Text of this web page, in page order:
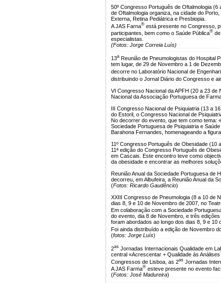
50º Congresso Português de Oftalmologia (6
de Oftalmologia organiza, na cidade do
Externa, Retina Pediátrica e Presbiopia.
A JAS Farna® está presente no Congresso,
participantes, bem como o Saúde Pública®
especialistas.
(Fotos: Jorge Correia Luís)
13a Reunião de Pneumologistas do Hospital
tem lugar, de 29 de Novembro a 1 de
decorre no Laboratório Nacional de
distribuindo o Jornal Diário do Congresso e
VI Congresso Nacional da APFH (20 a 23 de
Nacional da Associação Portuguesa de
III Congresso Nacional de Psiquiatria (13 a
do Estoril, o Congresso Nacional de
No decorrer do evento, que tem como tema:
Sociedade Portuguesa de Psiquiatria e
Barahona Fernandes, homenageando a
11º Congresso Português de Obesidade (10
11ª edição do Congresso Português de
em Cascais. Este encontro teve como
da obesidade e encontrar as melhores
Reunião Anual da Sociedade Portuguesa de
decorreu, em Albufeira, a Reunião Anual da
(Fotos: Ricardo Gaudêncio)
XXIII Congresso de Pneumologia (8 a 10 de
dias 8, 9 e 10 de Novembro de 2007, no
Em colaboração com a Sociedade
do evento, dia 8 de Novembro, e três
foram abordados ao longo dos dias 8, 9 e 10
Foi ainda distribuído a edição de Novembro
(fotos: Jorge Luís)
2as Jornadas Internacionais Qualidade em
central «Acrescentar + Qualidade às
Congressos de Lisboa, as 2as Jornadas
A JAS Farma® esteve presente no evento
(Fotos: José Madureira)